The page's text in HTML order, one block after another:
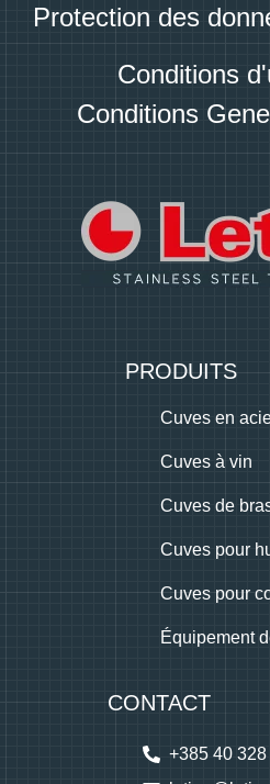
Protection des
Conditions
Conditions
PRODUITS
Cuves en
Cuves à vin
Cuves de
Cuves pour
Cuves pour
Équipement
CONTACT
+385 40